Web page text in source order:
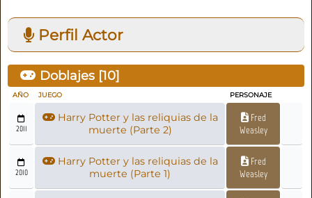
Perfil Actor
Doblajes [10]
AÑO JUEGO PERSONAJE
2011
Harry Potter y las reliquias de la
muerte (Parte 2)
Fred
Weasley
2010
Harry Potter y las reliquias de la
muerte (Parte 1)
Fred
Weasley